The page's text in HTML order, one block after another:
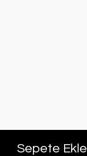
Sepete Ekle